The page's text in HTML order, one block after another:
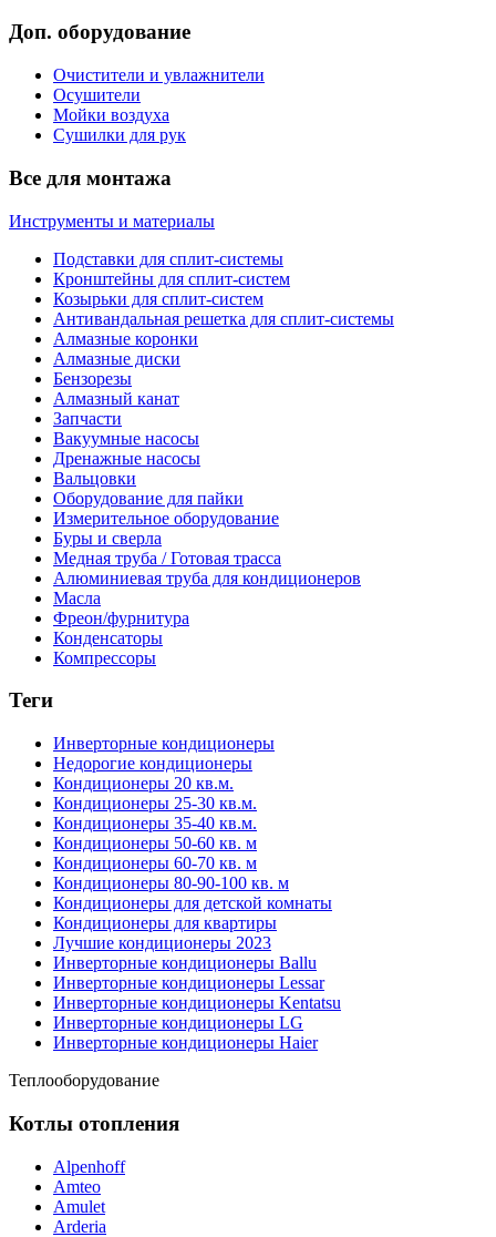
Доп. оборудование
Очистители и увлажнители
Осушители
Мойки воздуха
Сушилки для рук
Все для монтажа
Инструменты и материалы
Подставки для сплит-системы
Кронштейны для сплит-систем
Козырьки для сплит-систем
Антивандальная решетка для сплит-системы
Алмазные коронки
Алмазные диски
Бензорезы
Алмазный канат
Запчасти
Вакуумные насосы
Дренажные насосы
Вальцовки
Оборудование для пайки
Измерительное оборудование
Буры и сверла
Медная труба / Готовая трасса
Алюминиевая труба для кондиционеров
Масла
Фреон/фурнитура
Конденсаторы
Компрессоры
Теги
Инверторные кондиционеры
Недорогие кондиционеры
Кондиционеры 20 кв.м.
Кондиционеры 25-30 кв.м.
Кондиционеры 35-40 кв.м.
Кондиционеры 50-60 кв. м
Кондиционеры 60-70 кв. м
Кондиционеры 80-90-100 кв. м
Кондиционеры для детской комнаты
Кондиционеры для квартиры
Лучшие кондиционеры 2023
Инверторные кондиционеры Ballu
Инверторные кондиционеры Lessar
Инверторные кондиционеры Kentatsu
Инверторные кондиционеры LG
Инверторные кондиционеры Haier
Теплооборудование
Котлы отопления
Alpenhoff
Amteo
Amulet
Arderia